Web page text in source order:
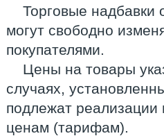
Торговые надбавки
могут свободно
покупателями.
Цены на товары
случаях,
подлежат
ценам (тарифам).